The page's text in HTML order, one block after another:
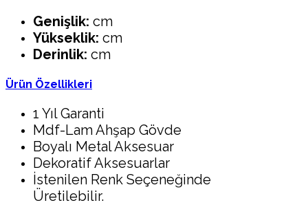
Genişlik: cm
Yükseklik: cm
Derinlik: cm
Ürün Özellikleri
1 Yıl Garanti
Mdf-Lam Ahşap Gövde
Boyalı Metal Aksesuar
Dekoratif Aksesuarlar
İstenilen Renk Seçeneğinde
Üretilebilir.